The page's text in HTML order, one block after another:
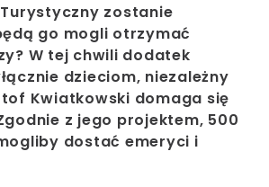
zostanie
go mogli otrzymać
W tej chwili dodatek
dzieciom, niezależny
Kwiatkowski domaga się
z jego projektem, 500
dostać emeryci i